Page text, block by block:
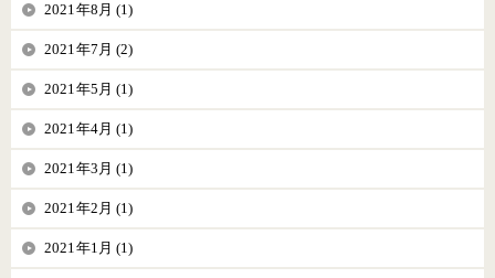
2021年8月 (1)
2021年7月 (2)
2021年5月 (1)
2021年4月 (1)
2021年3月 (1)
2021年2月 (1)
2021年1月 (1)